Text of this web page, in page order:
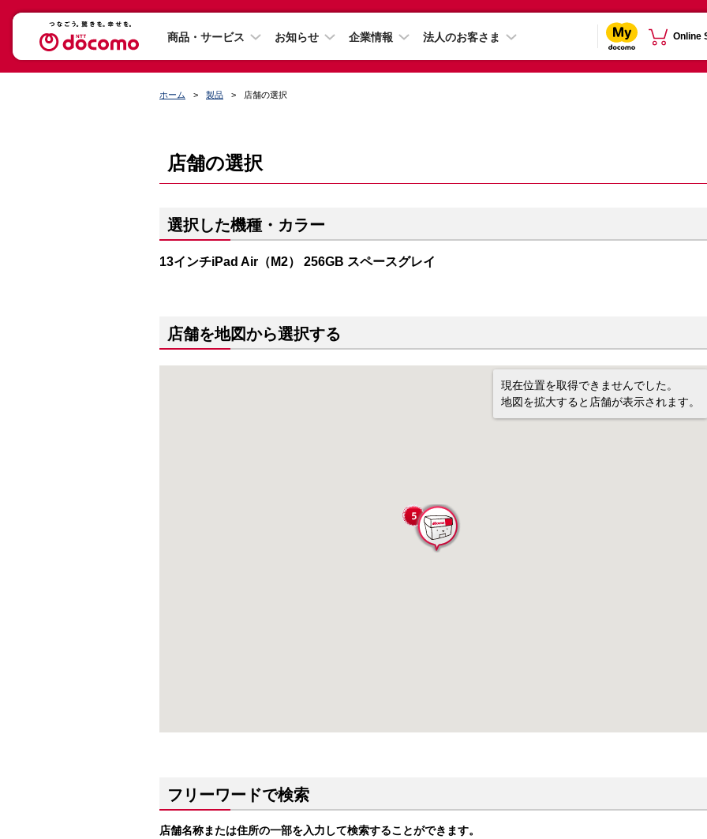
商品・サービス お知らせ 企業情報 法人のお客さま Online
ホーム 製品 店舗の選択
店舗の選択
選択した機種・カラー
13インチiPad Air（M2） 256GB スペースグレイ
店舗を地図から選択する
現在位置を取得できませんでした。
地図を拡大すると店舗が表示されます。
フリーワードで検索
店舗名称または住所の一部を入力して検索することができます。